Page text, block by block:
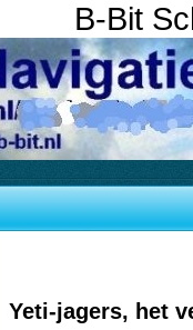
B-Bit
Yeti-jagers, het